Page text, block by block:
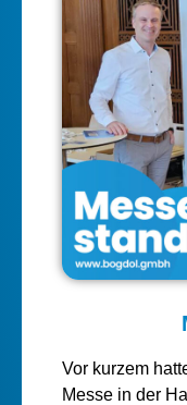
Vor kurzem
Messe in der